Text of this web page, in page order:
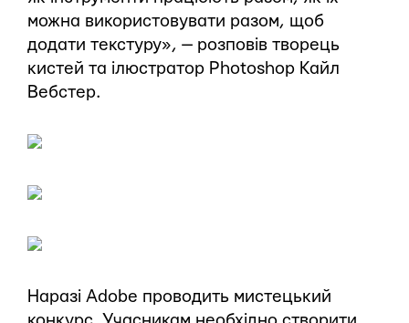
можна використовувати разом, щоб
додати текстуру», — розповів творець
кистей та ілюстратор Photoshop Кайл
Вебстер.
Наразі Adobe проводить мистецький